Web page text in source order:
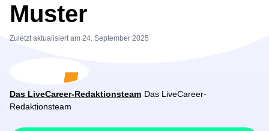
Muster
Zuletzt aktualisiert am 24. September 2025
Das LiveCareer-Redaktionsteam Das LiveCareer-
Redaktionsteam